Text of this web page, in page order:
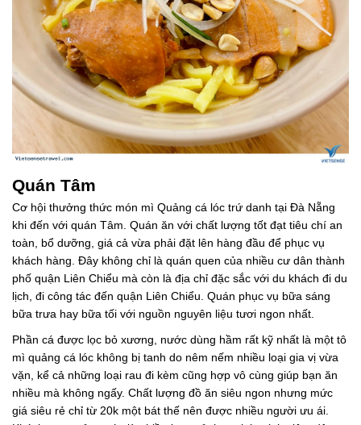
Quán Tâm
Cơ hội thưởng thức món mì Quảng cá lóc trứ danh tại Đà Nẵng
khi đến với quán Tâm. Quán ăn với chất lượng tốt đạt tiêu chí an
toàn, bổ dưỡng, giá cả vừa phải đặt lên hàng đầu để phục vụ
khách hàng. Đây không chỉ là quán quen của nhiều cư dân thành
phố quận Liên Chiểu mà còn là địa chỉ đặc sắc với du khách đi du
lịch, đi công tác đến quận Liên Chiểu. Quán phục vụ bữa sáng
bữa trưa hay bữa tối với nguồn nguyên liệu tươi ngon nhất.
Phần cá được lọc bỏ xương, nước dùng hầm rất kỹ nhất là một tô
mì quảng cá lóc không bị tanh do nêm nếm nhiều loại gia vị vừa
vặn, kể cả những loại rau đi kèm cũng hợp vô cùng giúp bạn ăn
nhiều mà không ngấy. Chất lượng đồ ăn siêu ngon nhưng mức
giá siêu rẻ chỉ từ 20k một bát thế nên được nhiều người ưu ái.